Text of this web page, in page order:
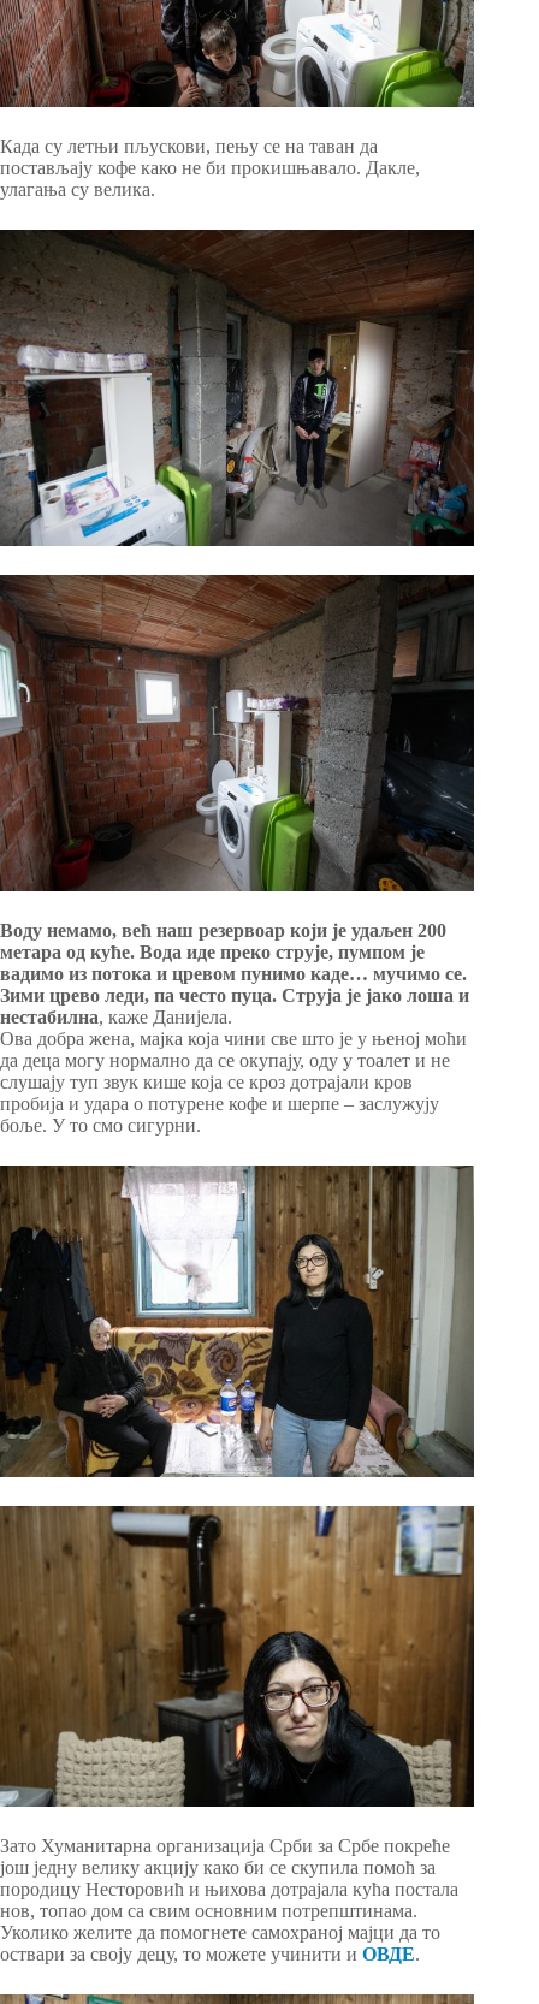
Када су летњи пљускови, пењу се на таван да
постављају кофе како не би прокишњавало. Дакле,
улагања су велика.
Воду немамо, већ наш резервоар који је удаљен 200
метара од куће. Вода иде преко струје, пумпом је
вадимо из потока и цревом пунимо каде… мучимо се.
Зими црево леди, па често пуца. Струја је јако лоша и
нестабилна, каже Данијела.
Ова добра жена, мајка која чини све што је у њеној моћи
да деца могу нормално да се окупају, оду у тоалет и не
слушају туп звук кише која се кроз дотрајали кров
пробија и удара о потурене кофе и шерпе – заслужују
боље. У то смо сигурни.
Зато Хуманитарна организација Срби за Србе покреће
још једну велику акцију како би се скупила помоћ за
породицу Несторовић и њихова дотрајала кућа постала
нов, топао дом са свим основним потрепштинама.
Уколико желите да помогнете самохраној мајци да то
оствари за своју децу, то можете учинити и ОВДЕ.